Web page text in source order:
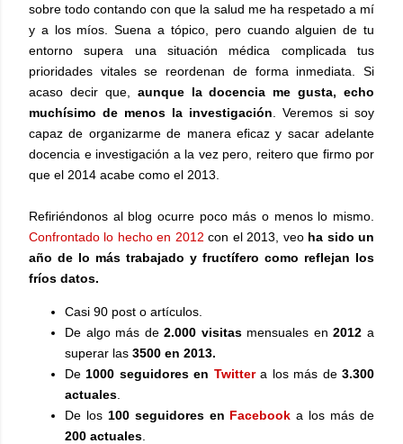
sobre todo contando con que la salud me ha respetado a mí
y a los míos. Suena a tópico, pero cuando alguien de tu
entorno supera una situación médica complicada tus
prioridades vitales se reordenan de forma inmediata. Si
acaso decir que, aunque la docencia me gusta, echo
muchísimo de menos la investigación . Veremos si soy
capaz de organizarme de manera eficaz y sacar adelante
docencia e investigación a la vez pero, reitero que firmo por
que el 2014 acabe como el 2013.
Refiriéndonos al blog ocurre poco más o menos lo mismo.
Confrontado lo hecho en 2012 con el 2013, veo ha sido un
año de lo más trabajado y fructífero como reflejan los
fríos datos.
Casi 90 post o artículos.
De algo más de2.000 visitasmensuales en2012 a
superar las 3500 en 2013.
De 1000 seguidores en Twittera los más de3.300
actuales
De los100 seguidores en Facebook a los más de
200 actuales